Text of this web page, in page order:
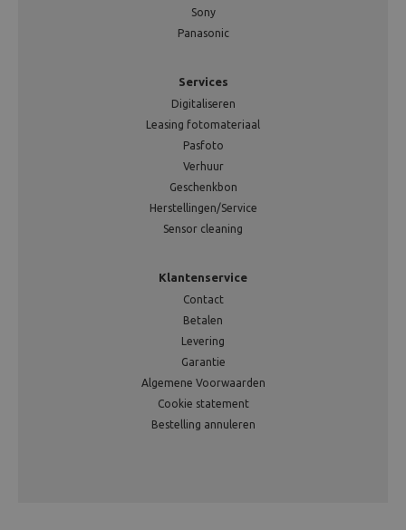
Sony
Panasonic
Services
Digitaliseren
Leasing fotomateriaal
Pasfoto
Verhuur
Geschenkbon
Herstellingen/Service
Sensor cleaning
Klantenservice
Contact
Betalen
Levering
Garantie
Algemene Voorwaarden
Cookie statement
Bestelling annuleren